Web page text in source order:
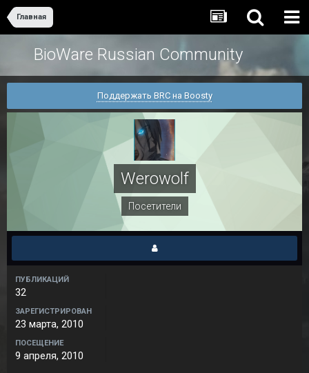
Главная
BioWare Russian Community
Поддержать BRC на Boosty
Werowolf
Посетители
ПУБЛИКАЦИЙ
32
ЗАРЕГИСТРИРОВАН
23 марта, 2010
ПОСЕЩЕНИЕ
9 апреля, 2010